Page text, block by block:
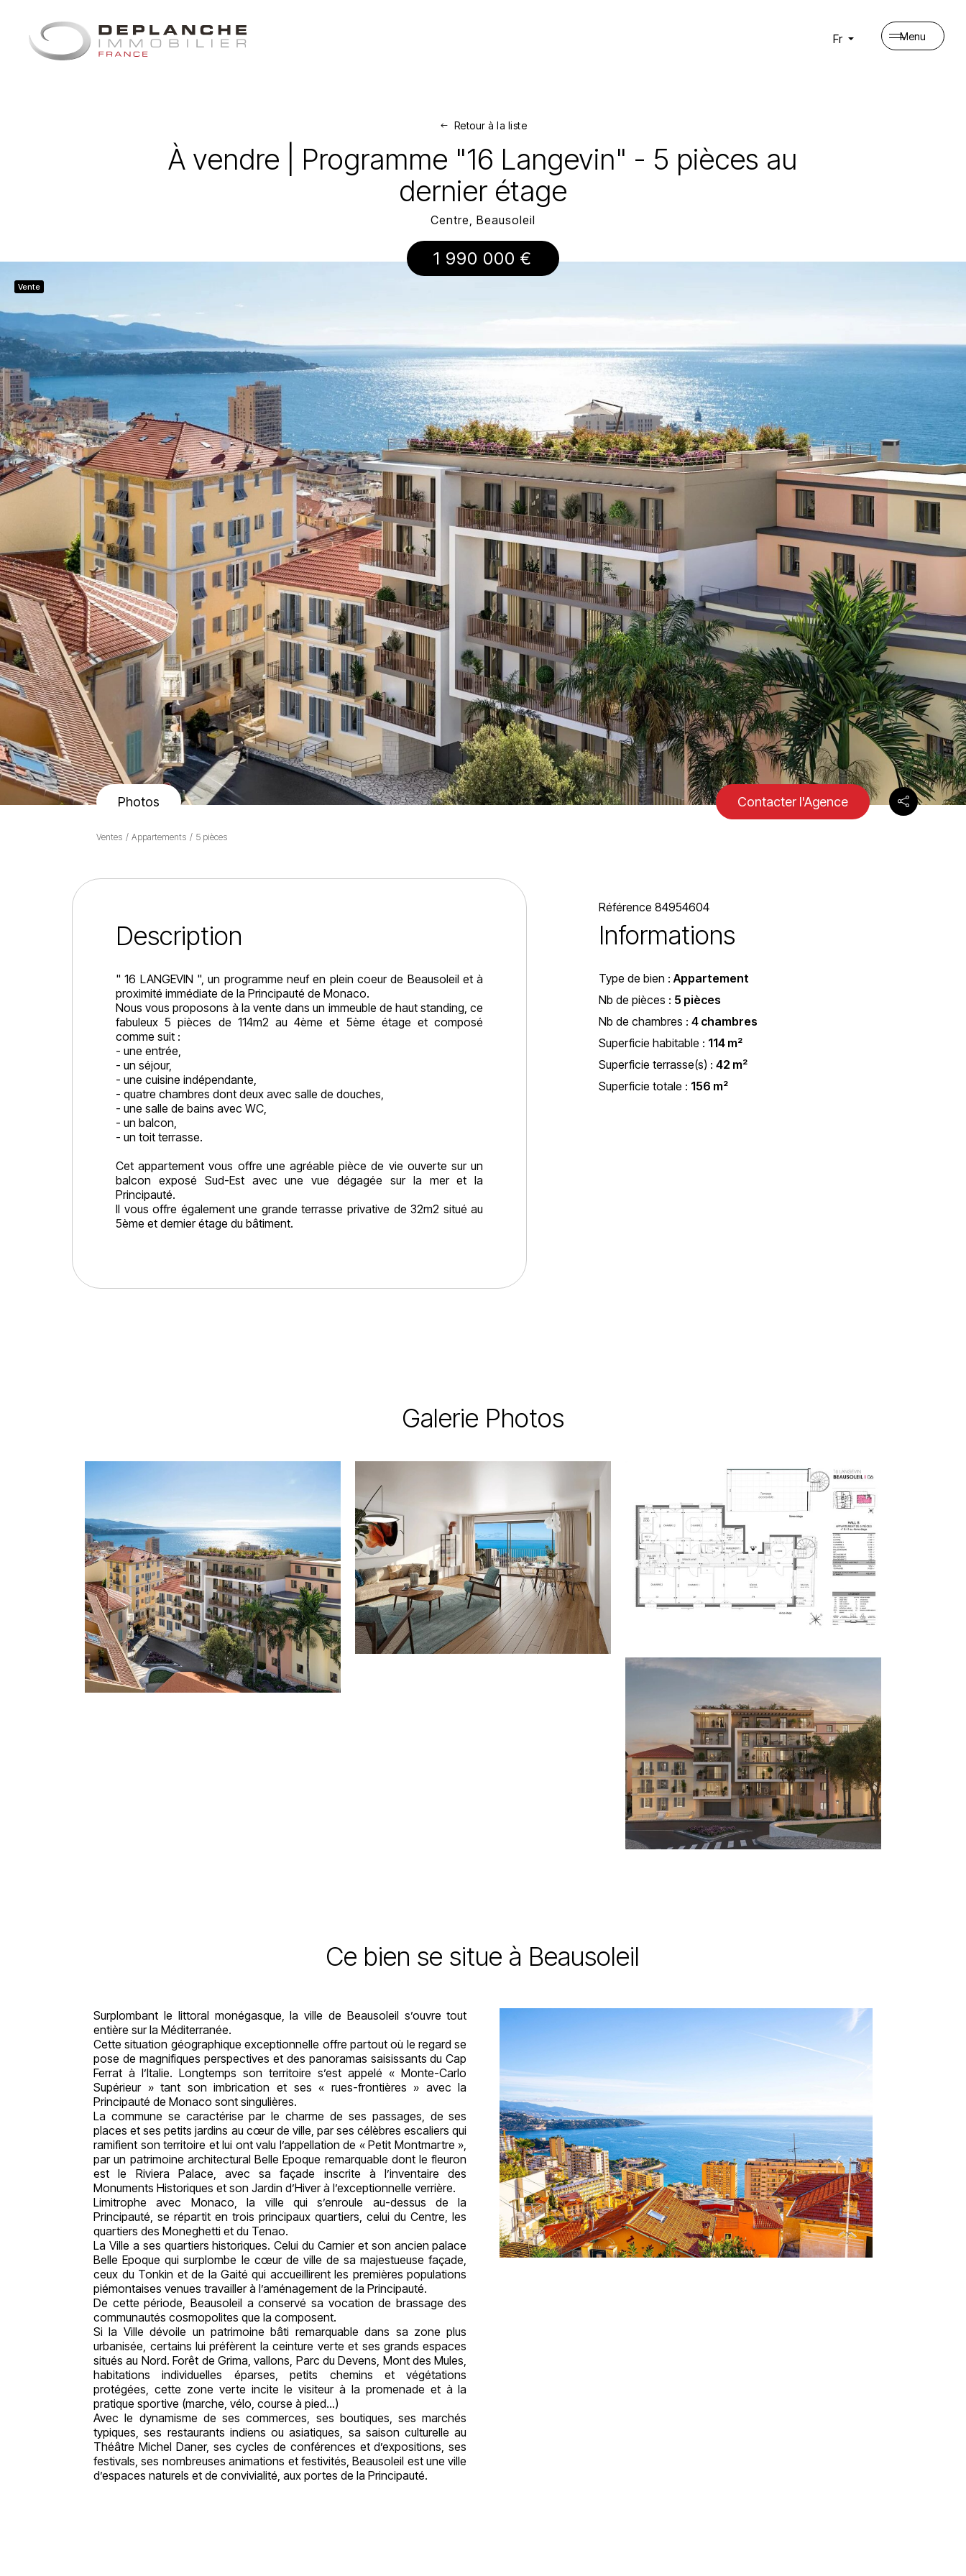
Menu
Fr
Retour à la liste
À vendre | Programme "16 Langevin" - 5 pièces au
dernier étage
Centre, Beausoleil
1 990 000 €
Vente
Photos Contacter l'Agence
Ventes Appartements 5 pièces
Description
" 16 LANGEVIN ", un programme neuf en plein coeur de Beausoleil et à
proximité immédiate de la Principauté de Monaco.
Nous vous proposons à la vente dans un immeuble de haut standing, ce
fabuleux 5 pièces de 114m2 au 4ème et 5ème étage et composé
comme suit :
- une entrée,
- un séjour,
- une cuisine indépendante,
- quatre chambres dont deux avec salle de douches,
- une salle de bains avec WC,
- un balcon,
- un toit terrasse.
Cet appartement vous offre une agréable pièce de vie ouverte sur un
balcon exposé Sud-Est avec une vue dégagée sur la mer et la
Principauté.
Il vous offre également une grande terrasse privative de 32m2 situé au
5ème et dernier étage du bâtiment.
Référence 84954604
Informations
Type de bien :Appartement
Nb de pièces : 5 pièces
Nb de chambres :4 chambres
Superficie habitable : 114 m²
Superficie terrasse(s) :42 m²
Superficie totale : 156 m²
Galerie Photos
Ce bien se situe à Beausoleil
Surplombant le littoral monégasque, la ville de Beausoleil s’ouvre tout
entière sur la Méditerranée.
Cette situation géographique exceptionnelle offre partout où le regard se
pose de magnifiques perspectives et des panoramas saisissants du Cap
Ferrat à l’Italie. Longtemps son territoire s’est appelé « Monte-Carlo
Supérieur » tant son imbrication et ses « rues-frontières » avec la
Principauté de Monaco sont singulières.
La commune se caractérise par le charme de ses passages, de ses
places et ses petits jardins au cœur de ville, par ses célèbres escaliers qui
ramifient son territoire et lui ont valu l’appellation de « Petit Montmartre »,
par un patrimoine architectural Belle Epoque remarquable dont le fleuron
est le Riviera Palace, avec sa façade inscrite à l’inventaire des
Monuments Historiques et son Jardin d’Hiver à l’exceptionnelle verrière.
Limitrophe avec Monaco, la ville qui s’enroule au-dessus de la
Principauté, se répartit en trois principaux quartiers, celui du Centre, les
quartiers des Moneghetti et du Tenao.
La Ville a ses quartiers historiques. Celui du Carnier et son ancien palace
Belle Epoque qui surplombe le cœur de ville de sa majestueuse façade,
ceux du Tonkin et de la Gaité qui accueillirent les premières populations
piémontaises venues travailler à l’aménagement de la Principauté.
De cette période, Beausoleil a conservé sa vocation de brassage des
communautés cosmopolites que la composent.
Si la Ville dévoile un patrimoine bâti remarquable dans sa zone plus
urbanisée, certains lui préfèrent la ceinture verte et ses grands espaces
situés au Nord. Forêt de Grima, vallons, Parc du Devens, Mont des Mules,
habitations individuelles éparses, petits chemins et végétations
protégées, cette zone verte incite le visiteur à la promenade et à la
pratique sportive (marche, vélo, course à pied…)
Avec le dynamisme de ses commerces, ses boutiques, ses marchés
typiques, ses restaurants indiens ou asiatiques, sa saison culturelle au
Théâtre Michel Daner, ses cycles de conférences et d’expositions, ses
festivals, ses nombreuses animations et festivités, Beausoleil est une ville
d’espaces naturels et de convivialité, aux portes de la Principauté.